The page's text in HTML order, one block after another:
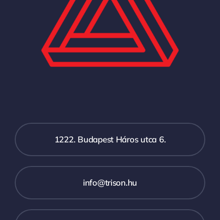
1222. Budapest Háros utca 6.
info@trison.hu